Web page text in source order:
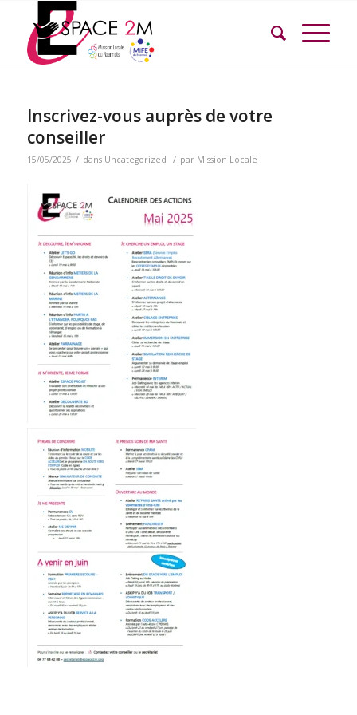
Inscrivez-vous auprès de votre
conseiller
15/05/2025 / dans Uncategorized / par Mission Locale